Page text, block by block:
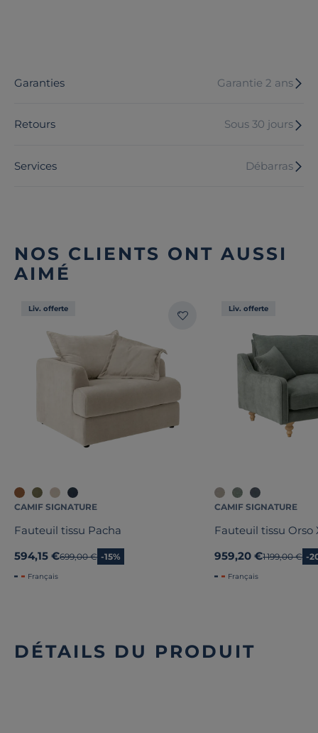
Garanties Garantie 2 ans
Retours Sous 30 jours
Services Débarras
NOS CLIENTS ONT AUSSI
AIMÉ
Liv. offerte
CAMIF SIGNATURE
Fauteuil tissu Pacha
594,15 €Ancien prix
699,00 € -15%
Français
Liv. offerte
CAMIF SIGNATURE
Fauteuil tissu Orso
959,20 €Ancien prix
1 199,00 € -
Français
DÉTAILS DU PRODUIT